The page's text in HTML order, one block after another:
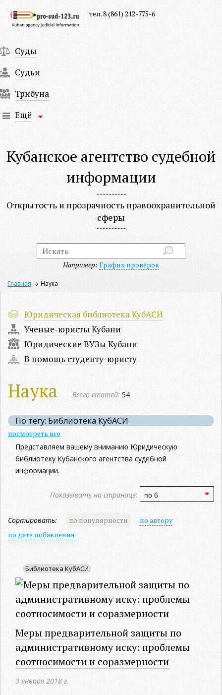
Суды
Судьи
Трибуна
Ещё
тел. 8 (861) 212-775-6
Кубанское агентство судебной
информации
Открытость и прозрачность правоохранительной
сферы
Например: График проверок
Главная Наука
Юридическая библиотека КубАСИ
Ученые-юристы Кубани
Юридические ВУЗы Кубани
В помощь студенту-юристу
Наука Всего статей: 54
По тегу: Библиотека КубАСИ
посмотреть все
Представляем вашему вниманию Юридическую
библиотеку Кубанского агентства судебной
информации.
Показывать на странице:
Сортировать: по популярности
по автору
по дате добавления
Библиотека КубАСИ
Меры предварительной защиты по
административному иску: проблемы
соотносимости и соразмерности
3 января 2018 г.